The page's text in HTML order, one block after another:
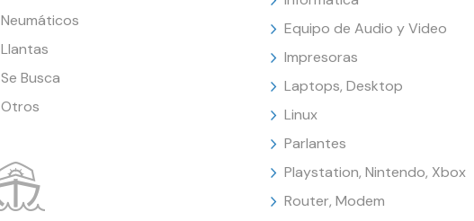
Neumáticos
Llantas
Se Busca
Otros
Equipo de Audio y Video
Impresoras
Laptops, Desktop
Linux
Parlantes
Playstation, Nintendo, Xbox
Router, Modem